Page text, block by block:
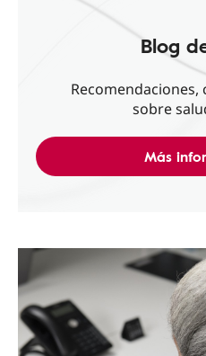
Blog
sobre
Más